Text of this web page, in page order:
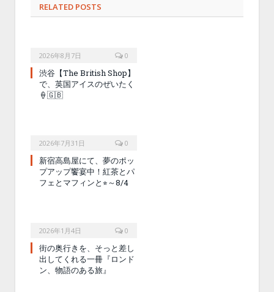
RELATED POSTS
2026年8月7日 0
渋谷【The British Shop】
で、英国アイスのぜいたく
🍦🇬🇧
2026年7月31日 0
新宿高島屋にて、夢のポッ
プアップ饗宴中！紅茶とパ
フェとマフィンと⭐︎～8/4
2026年1月4日 0
街の奥行きを、そっと差し
出してくれる一冊『ロンド
ン、物語のある旅』